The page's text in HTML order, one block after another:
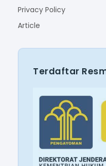
Privacy Policy
Article
Terdaftar